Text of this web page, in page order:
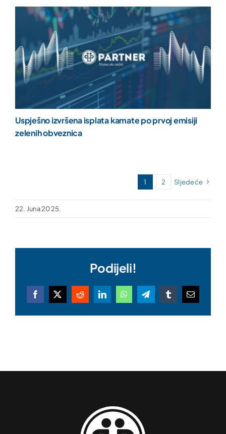
Uspješno izvršena isplata kamate po prvoj emisiji
zelenih obveznica
1 2 Sljedeće
22. Juna 2025.
Podijeli!
Facebook
X RedditLinkedInWhatsAppTelegramTumblrEmail